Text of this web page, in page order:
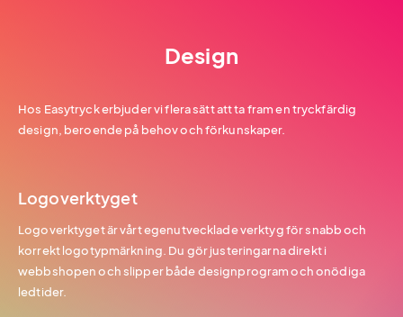
Design
Hos Easytryck erbjuder vi flera sätt att ta fram en tryckfärdig
design, beroende på behov och förkunskaper.
Logoverktyget
Logoverktyget är vårt egenutvecklade verktyg för snabb och
korrekt logotypmärkning. Du gör justeringarna direkt i
webbshopen och slipper både designprogram och onödiga
ledtider.